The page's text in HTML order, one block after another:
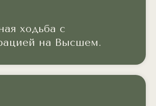
ходьба с
на Высшем.